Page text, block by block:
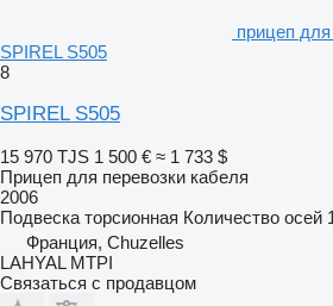
прицеп
SPIREL S505
8
SPIREL S505
15 970 TJS 1 500 € ≈ 1 733 $
Прицеп для перевозки кабеля
2006
Подвеска торсионная Количество осей
Франция, Chuzelles
LAHYAL MTPI
Связаться с продавцом